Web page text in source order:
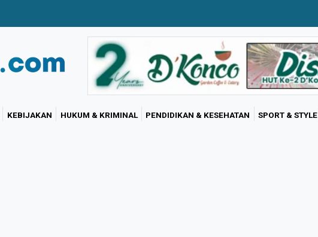
KEBIJAKAN HUKUM & KRIMINAL PENDIDIKAN & KESEHATAN SPORT & STYLE